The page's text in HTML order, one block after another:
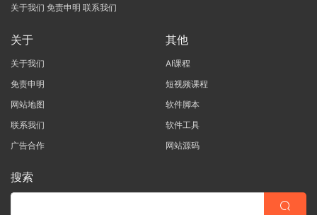
关于我们 免责申明 联系我们
关于
关于我们
免责申明
网站地图
联系我们
广告合作
其他
AI课程
短视频课程
软件脚本
软件工具
网站源码
搜索